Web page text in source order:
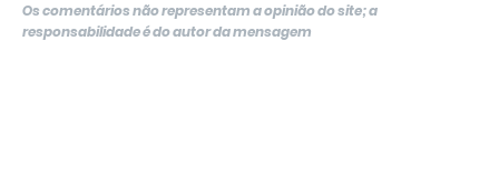
Os comentários não representam a opinião do site; a
responsabilidade é do autor da mensagem